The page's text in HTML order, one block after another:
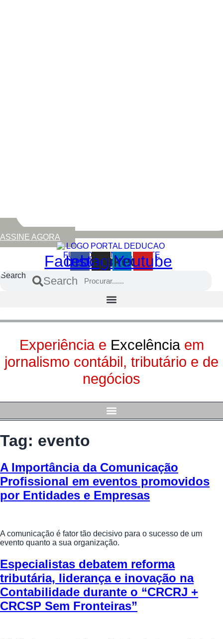
ASSINE AGORA
Facebook
Instagram
Linkedin
Youtube
Search Search
Experiência e Excelência em
jornalismo contábil, tributário e de
negócios
Tag: evento
A Importância da Comunicação
Profissional em eventos promovidos
por Entidades e Empresas
A comunicação é fator tão decisivo para o sucesso de um
evento quanto a sua organização.
Especialistas debatem reforma
tributária, liderança e inovação na
Contabilidade durante o “CRCRJ +
CRCSP Sem Fronteiras”